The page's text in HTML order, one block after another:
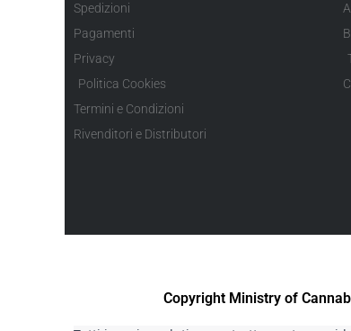
Spedizioni
Pagamenti
Privacy
Politica Cookies
Termini e Condizioni
Rivenditori e Distributori
Copyright Ministry of